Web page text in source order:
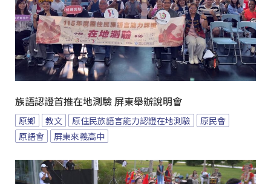
族語認證首推在地測驗 屏東舉辦說明會
原鄉 教文 原住民族語言能力認證在地測驗
原民會
原語會
屏東來義高中